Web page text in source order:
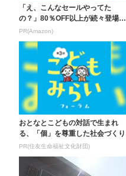
「え、こんなセールやってた
の？」80％OFF以上が続々登場！
Amazonの本気が...
PR(Amazon)
おとなとこどもの対話で生まれ
る、「個」を尊重した社会づくり
PR(住友生命福祉文化財団)